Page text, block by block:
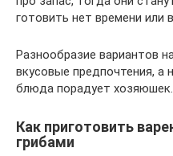
готовить нет времени или
Разнообразие вариантов
вкусовые предпочтения, а
блюда порадует хозяюшек.
Как приготовить
грибами